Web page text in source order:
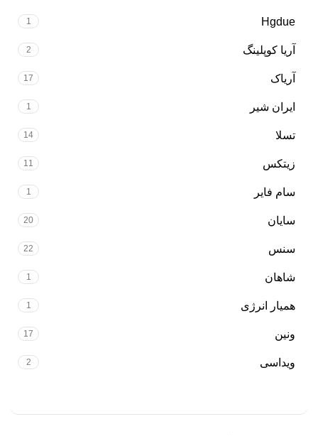
Hgdue
1
آریا کوپلینگ 2
آریاک 17
ایران شیر 1
تسلا 14
زیتکس 11
سام فایر 1
سایان 20
سنس 22
شاهان 1
همیار انرژی 1
ونین 17
ویداسی 2